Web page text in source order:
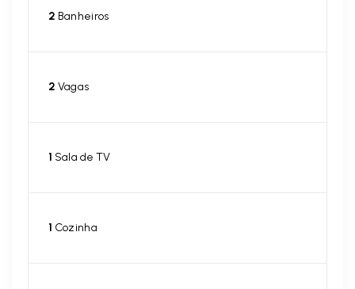
2 Banheiros
2 Vagas
1 Sala de TV
1 Cozinha